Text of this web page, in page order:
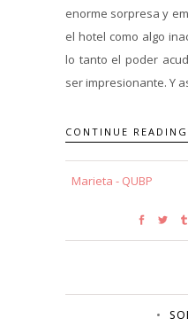
enorme sorpresa y
el hotel como algo
lo tanto el poder
ser impresionante. Y
CONTINUE READING
Marieta - QUBP